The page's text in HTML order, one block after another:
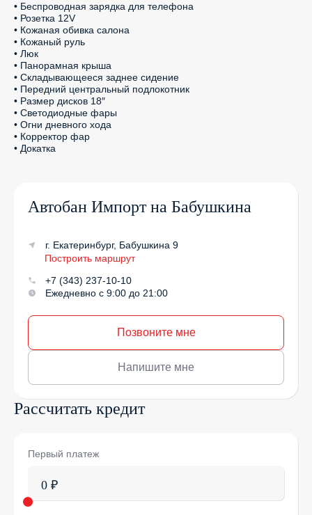
• Беспроводная зарядка для телефона
• Розетка 12V
• Кожаная обивка салона
• Кожаный руль
• Люк
• Панорамная крыша
• Складывающееся заднее сидение
• Передний центральный подлокотник
• Размер дисков 18″
• Светодиодные фары
• Огни дневного хода
• Корректор фар
• Докатка
Автобан Импорт на Бабушкина
г. Екатеринбург, Бабушкина 9
Построить маршрут
+7 (343) 237-10-10
Ежедневно с 9:00 до 21:00
Позвоните мне
Напишите мне
Рассчитать кредит
Первый платеж
0 ₽